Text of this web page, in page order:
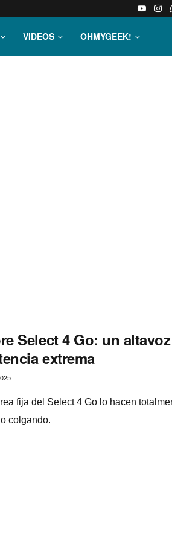
VIDEOS OHMYGEEK!
Select 4 Go: un altavoz
extrema
fija del Select 4 Go lo hacen
colgando.